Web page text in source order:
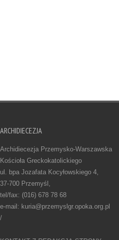
ARCHIDIECEZJA
Archidiecezja Przemysko-Warszawska
Kościoła Greckokatolickiego
ul. bpa Jozafata Kocyłowskiego 4,
37-700 Przemyśl,
tel/fax: (016) 678 78 68
e-mail: kuria@przemyslgr.opoka.org.pl
/